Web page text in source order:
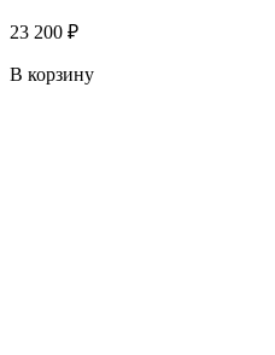
23 200 ₽
В корзину